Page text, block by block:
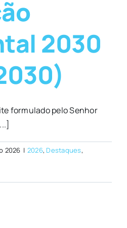
2030
formulado pelo Senhor
2026 | 2026, Destaques,